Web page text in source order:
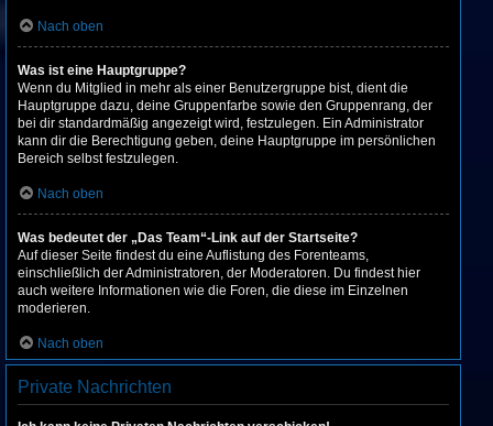
Nach oben
Was ist eine Hauptgruppe?
Wenn du Mitglied in mehr als einer Benutzergruppe bist, dient die
Hauptgruppe dazu, deine Gruppenfarbe sowie den Gruppenrang, der
bei dir standardmäßig angezeigt wird, festzulegen. Ein Administrator
kann dir die Berechtigung geben, deine Hauptgruppe im persönlichen
Bereich selbst festzulegen.
Nach oben
Was bedeutet der „Das Team“-Link auf der Startseite?
Auf dieser Seite findest du eine Auflistung des Forenteams,
einschließlich der Administratoren, der Moderatoren. Du findest hier
auch weitere Informationen wie die Foren, die diese im Einzelnen
moderieren.
Nach oben
Private Nachrichten